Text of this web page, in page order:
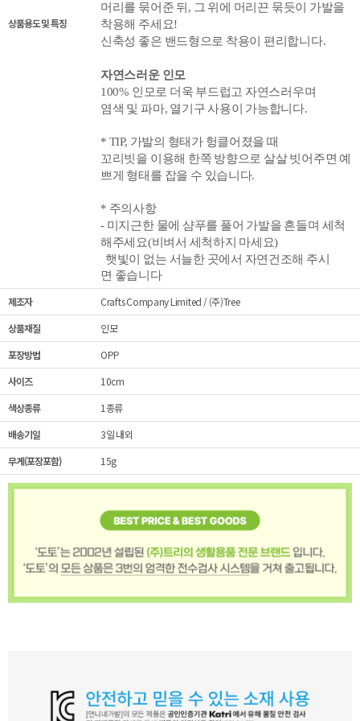
상품용도 및 특징
머리를 묶어준 뒤, 그 위에 머리끈 묶듯이 가발을
착용해 주세요!
신축성 좋은 밴드형으로 착용이 편리합니다.
자연스러운 인모
100% 인모로 더욱 부드럽고 자연스러우며
염색 및 파마, 열기구 사용이 가능합니다.
* TIP, 가발의 형태가 헝클어졌을 때
꼬리빗을 이용해 한쪽 방향으로 살살 빗어주면 예
쁘게 형태를 잡을 수 있습니다.
* 주의사항
- 미지근한 물에 샴푸를 풀어 가발을 흔들며 세척
해주세요(비벼서 세척하지 마세요)
햇빛이 없는 서늘한 곳에서 자연건조해 주시
면 좋습니다
제조자
Crafts Company Limited / (주)Tree
상품재질
인모
포장방법
OPP
사이즈
10cm
색상종류
1종류
배송기일
3일 내외
무게(포장포함)
15g